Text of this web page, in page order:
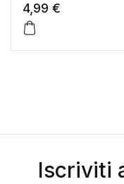
4,99 €
Iscriviti